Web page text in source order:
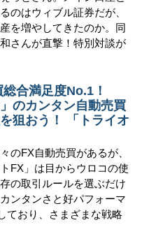
のはウィブル証券だが、
を増やしてきたのか。同
さんが直撃！特別対談が
合満足度No.1！
」のカンタン自動売買
狙おう！ 「トライオ
のFX自動売買があるが、
トFX」は目からウロコの使
の取引ルールを選ぶだけ
ンタンさと好パフォーマ
ており、さまざまな戦略